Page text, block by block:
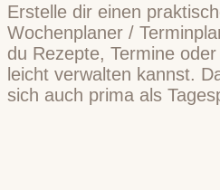
Erstelle dir einen
Wochenplaner /
du Rezepte, Termine
leicht verwalten kannst.
sich auch prima als